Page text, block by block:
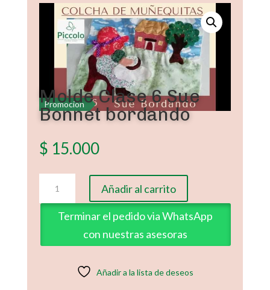
Promoción
Molde Clase 6 Sue
Bonnet bordando
$ 15.000
Clase
6
bordando
Añadir al carrito
Terminar el pedido via WhatsApp
con nuestras asesoras
Añadir a la lista de deseos